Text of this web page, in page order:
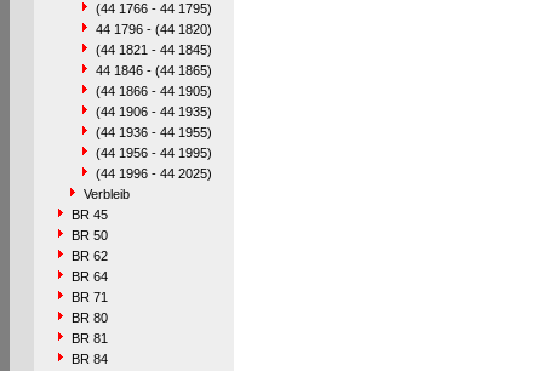
(44 1766 - 44 1795)
44 1796 - (44 1820)
(44 1821 - 44 1845)
44 1846 - (44 1865)
(44 1866 - 44 1905)
(44 1906 - 44 1935)
(44 1936 - 44 1955)
(44 1956 - 44 1995)
(44 1996 - 44 2025)
Verbleib
BR 45
BR 50
BR 62
BR 64
BR 71
BR 80
BR 81
BR 84